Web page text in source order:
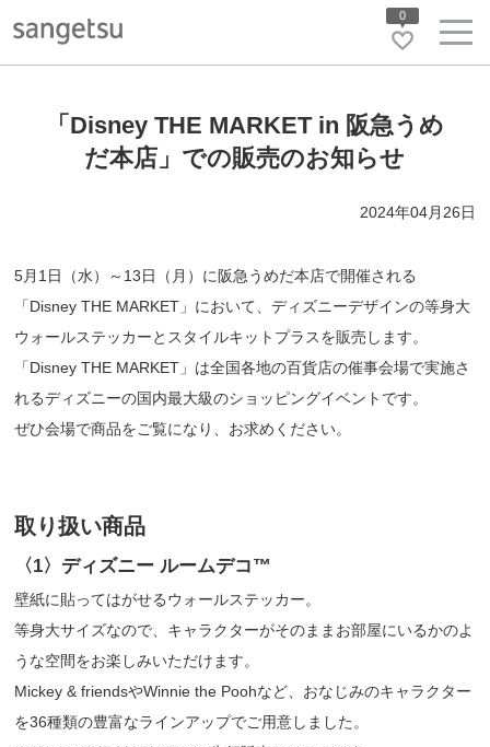
0
「Disney THE MARKET in 阪急うめ
だ本店」での販売のお知らせ
2024年04月26日
5月1日（水）～13日（月）に阪急うめだ本店で開催される
「Disney THE MARKET」において、ディズニーデザインの等身大
ウォールステッカーとスタイルキットプラスを販売します。
「Disney THE MARKET」は全国各地の百貨店の催事会場で実施さ
れるディズニーの国内最大級のショッピングイベントです。
ぜひ会場で商品をご覧になり、お求めください。
取り扱い商品
〈1〉ディズニー ルームデコ™
壁紙に貼ってはがせるウォールステッカー。
等身大サイズなので、キャラクターがそのままお部屋にいるかのよ
うな空間をお楽しみいただけます。
Mickey & friendsやWinnie the Poohなど、おなじみのキャラクター
を36種類の豊富なラインアップでご用意しました。